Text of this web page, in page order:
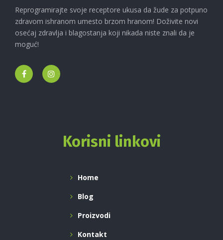
Reprogramirajte svoje receptore ukusa da žude za potpuno
zdravom ishranom umesto brzom hranom! Doživite novi
osećaj zdravlja i blagostanja koji nikada niste znali da je
moguć!
Korisni linkovi
Home
Blog
Proizvodi
Kontakt